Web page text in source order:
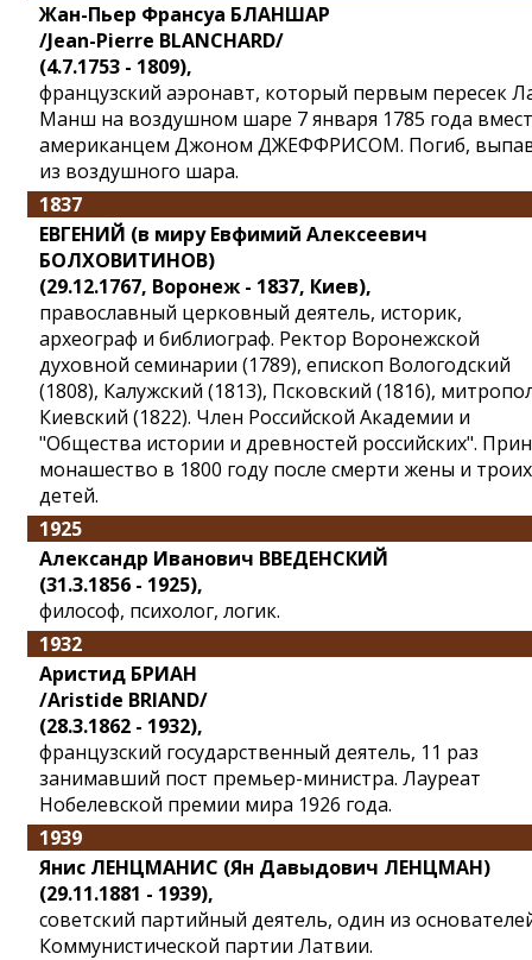
Жан-Пьер Франсуа БЛАНШАР
/Jean-Pierre BLANCHARD/
(4.7.1753 - 1809),
французский аэронавт, который первым пересек
Манш на воздушном шаре 7 января 1785 года
американцем Джоном ДЖЕФФРИСОМ. Погиб,
из воздушного шара.
1837
ЕВГЕНИЙ (в миру Евфимий Алексеевич
БОЛХОВИТИНОВ)
(29.12.1767, Воронеж - 1837, Киев),
православный церковный деятель, историк,
археограф и библиограф. Ректор Воронежской
духовной семинарии (1789), епископ Вологодский
(1808), Калужский (1813), Псковский (1816),
Киевский (1822). Член Российской Академии и
"Общества истории и древностей российских".
монашество в 1800 году после смерти жены и троих
детей.
1925
Александр Иванович ВВЕДЕНСКИЙ
(31.3.1856 - 1925),
философ, психолог, логик.
1932
Аристид БРИАН
/Aristide BRIAND/
(28.3.1862 - 1932),
французский государственный деятель, 11 раз
занимавший пост премьер-министра. Лауреат
Нобелевской премии мира 1926 года.
1939
Янис ЛЕНЦМАНИС (Ян Давыдович ЛЕНЦМАН)
(29.11.1881 - 1939),
советский партийный деятель, один из
Коммунистической партии Латвии.